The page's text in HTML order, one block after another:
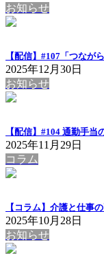
お知らせ
【配信】#107「つなが
2025年12月30日
お知らせ
【配信】#104 通勤手
2025年11月29日
コラム
【コラム】介護と仕事
2025年10月28日
お知らせ